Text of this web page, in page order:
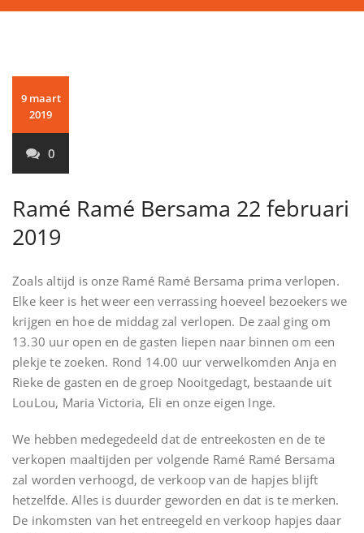
9 maart
2019
0
Ramé Ramé Bersama 22 februari
2019
Zoals altijd is onze Ramé Ramé Bersama prima verlopen.
Elke keer is het weer een verrassing hoeveel bezoekers we
krijgen en hoe de middag zal verlopen. De zaal ging om
13.30 uur open en de gasten liepen naar binnen om een
plekje te zoeken. Rond 14.00 uur verwelkomden Anja en
Rieke de gasten en de groep Nooitgedagt, bestaande uit
LouLou, Maria Victoria, Eli en onze eigen Inge.
We hebben medegedeeld dat de entreekosten en de te
verkopen maaltijden per volgende Ramé Ramé Bersama
zal worden verhoogd, de verkoop van de hapjes blijft
hetzelfde. Alles is duurder geworden en dat is te merken.
De inkomsten van het entreegeld en verkoop hapjes daar